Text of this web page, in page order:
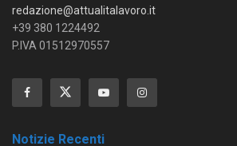
redazione@attualitalavoro.it
+39 380 1224492
P.IVA 01512970557
Notizie Recenti